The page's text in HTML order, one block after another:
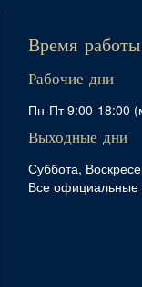
Время работы
Рабочие дни
Пн-Пт 9:00-18:00
Выходные дни
Суббота,
Все официальные